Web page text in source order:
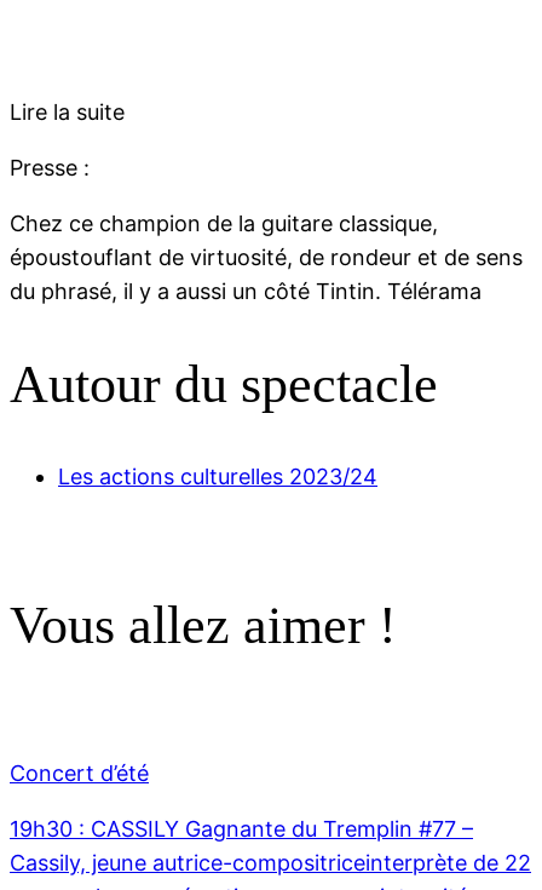
Lire la suite
Presse :
Chez ce champion de la guitare classique,
époustouflant de virtuosité, de rondeur et de sens
du phrasé, il y a aussi un côté Tintin. Télérama
Autour du spectacle
Les actions culturelles 2023/24
Vous allez aimer !
Concert d’été
19h30 : CASSILY Gagnante du Tremplin #77 –
Cassily, jeune autrice-compositriceinterprète de 22